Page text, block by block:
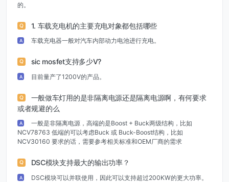
的。
Q 1. 车载充电机的主要充电对象都包括哪些
A 车载充电器一般对汽车内部动力电池进行充电。
Q sic mosfet支持多少V?
A 目前量产了1200V的产品。
Q
一般做车灯用的是非隔离电源还是隔离电源啊，有何要求
或者规避的么
A
一般是非隔离电源，高端的是Boost + Buck两级结构，比如
NCV78763 低端的可以考虑Buck 或 Buck-Boost结构，比如
NCV30160 要求的话，需要参考相关标准和OEM厂商的需求
Q DSC模块支持最大的输出功率？
A DSC模块可以并联使用，因此可以支持超过200KW的更大功率。